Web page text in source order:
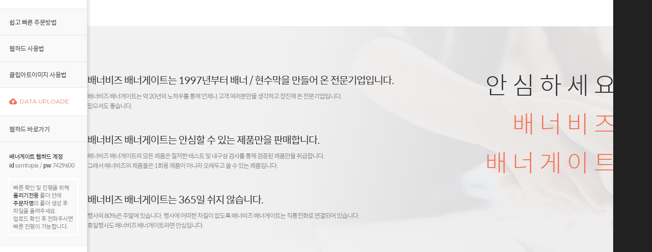
쉽고 빠른 주문방법
웹하드 사용법
클립아트이미지 사용법
DATA UPLOADE
웹하드 바로가기
배너게이트 웹하드 계정
idsamtopia /pw7429600
빠른 확인 및 진행을 위해
올리기전용폴더 안에
주문자명의 폴더 생성 후
파일을 올려주세요.
업로드 확인 후 전화주시면
빠른 진행이 가능합니다.
안심하세요
배너비즈
배너게이트
배너비즈 배너게이트는 1997년부터 배너 / 현수막을 만들어 온 전문기업입니다.
배너비즈 배너게이트는 약 20년의 노하우를 통해 언제나 고객 여러분만을 생각하고 정진해 온 전문기업입니다.
믿으셔도 좋습니다.
배너비즈 배너게이트는 안심할 수 있는 제품만을 판매합니다.
배너비즈 배너게이트의 모든 제품은 철저한 테스트 및 내구성 검사를 통해 검증된 제품만을 취급합니다.
그래서 배너비즈의 제품들은 1회용 제품이 아니라 오래두고 쓸 수 있는 제품입니다.
배너비즈 배너게이트는 365일 쉬지 않습니다.
행사의 80%은 주말에 있습니다. 행사에 어떠한 차질이 없도록 배너비즈 배너게이트는 직통전화로 연결되어 있습니다.
휴일행사도 배너비즈 배너게이트라면 안심입니다.